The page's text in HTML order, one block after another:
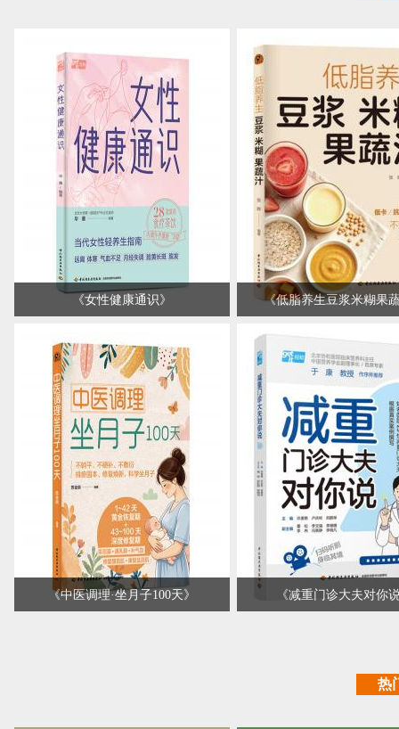
《女性健康通识》
调、乳房胀痛、宫颈炎、更年期不
适等方面调养入手，贴心呵护女性
全生命周期健康，解答让女性烦
恼、困惑、焦虑、揪心的健康问
题，并提供全方位食疗、按摩、外
敷等养护方案，从内而外地呵护自
己，唤醒女性身体深度修复能力，
让女性……
《低脂养生豆浆米糊果
《低脂养生豆浆米糊果蔬
给现代忙碌家庭的“饮品健
南”。
《低脂养生豆浆米糊果蔬
放军总医院第八医学中心
主任张晔编著，以“低脂肪
道”为原则，为读者提供了
健康饮品的完整解决方案
全书分为四大板块：
纯净养……
《中医调理·坐月子100天》 《减重门诊大夫对你
门诊中比较典型的、常见
热